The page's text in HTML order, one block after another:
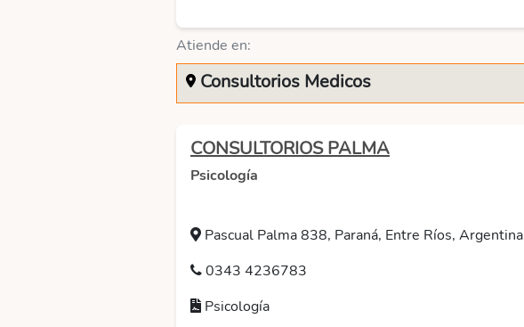
Atiende en:
Consultorios Medicos
CONSULTORIOS PALMA
Psicología
Pascual Palma 838, Paraná, Entre Ríos, Argentina
0343 4236783
Psicología